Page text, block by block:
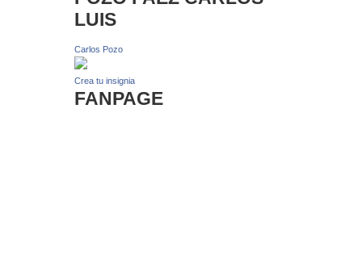
LUIS
Carlos Pozo
Crea tu insignia
FANPAGE